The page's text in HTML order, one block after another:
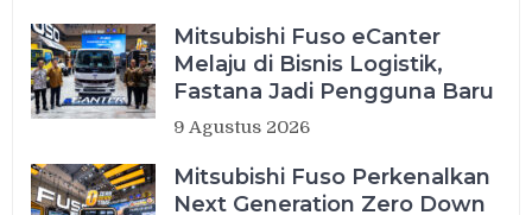
Mitsubishi Fuso eCanter
Melaju di Bisnis Logistik,
Fastana Jadi Pengguna Baru
9 Agustus 2026
Mitsubishi Fuso Perkenalkan
Next Generation Zero Down